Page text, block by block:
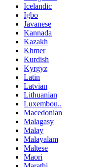
Icelandic
Igbo
Javanese
Kannada
Kazakh
Khmer
Kurdish
Kyrgyz
Latin
Latvian
Lithuanian
Luxembou..
Macedonian
Malagasy
Malay
Malayalam
Maltese
Maori